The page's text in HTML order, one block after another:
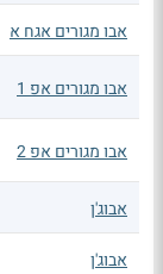
אבו מגורים אגח א
אבו מגורים אפ 1
אבו מגורים אפ 2
אבוג'ן
אבוג'ן